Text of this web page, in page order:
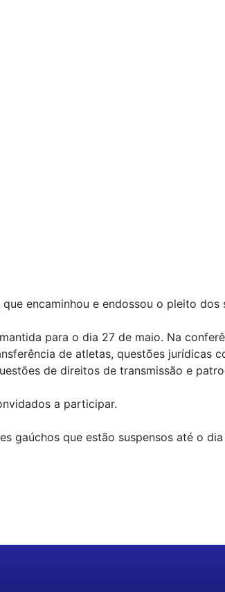
encaminhou e endossou o pleito dos
para o dia 27 de maio. Na
de atletas, questões jurídicas
de direitos de transmissão e
a participar.
gaúchos que estão suspensos até o